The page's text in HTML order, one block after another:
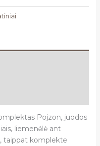
Pojzon, juodos
liemenėlė ant
taippat komplekte